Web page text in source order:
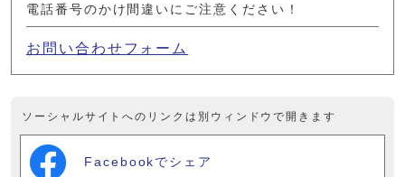
電話番号のかけ間違いにご注意ください！
お問い合わせフォーム
ソーシャルサイトへのリンクは別ウィンドウで開きます
Facebookでシェア